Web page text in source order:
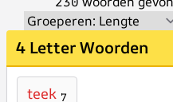
4 Letter Woorden
teek 7